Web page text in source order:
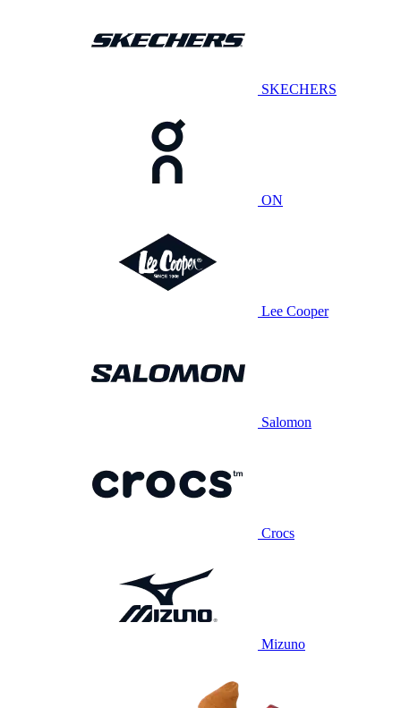
SKECHERS
ON
Lee Cooper
Salomon
Crocs
Mizuno